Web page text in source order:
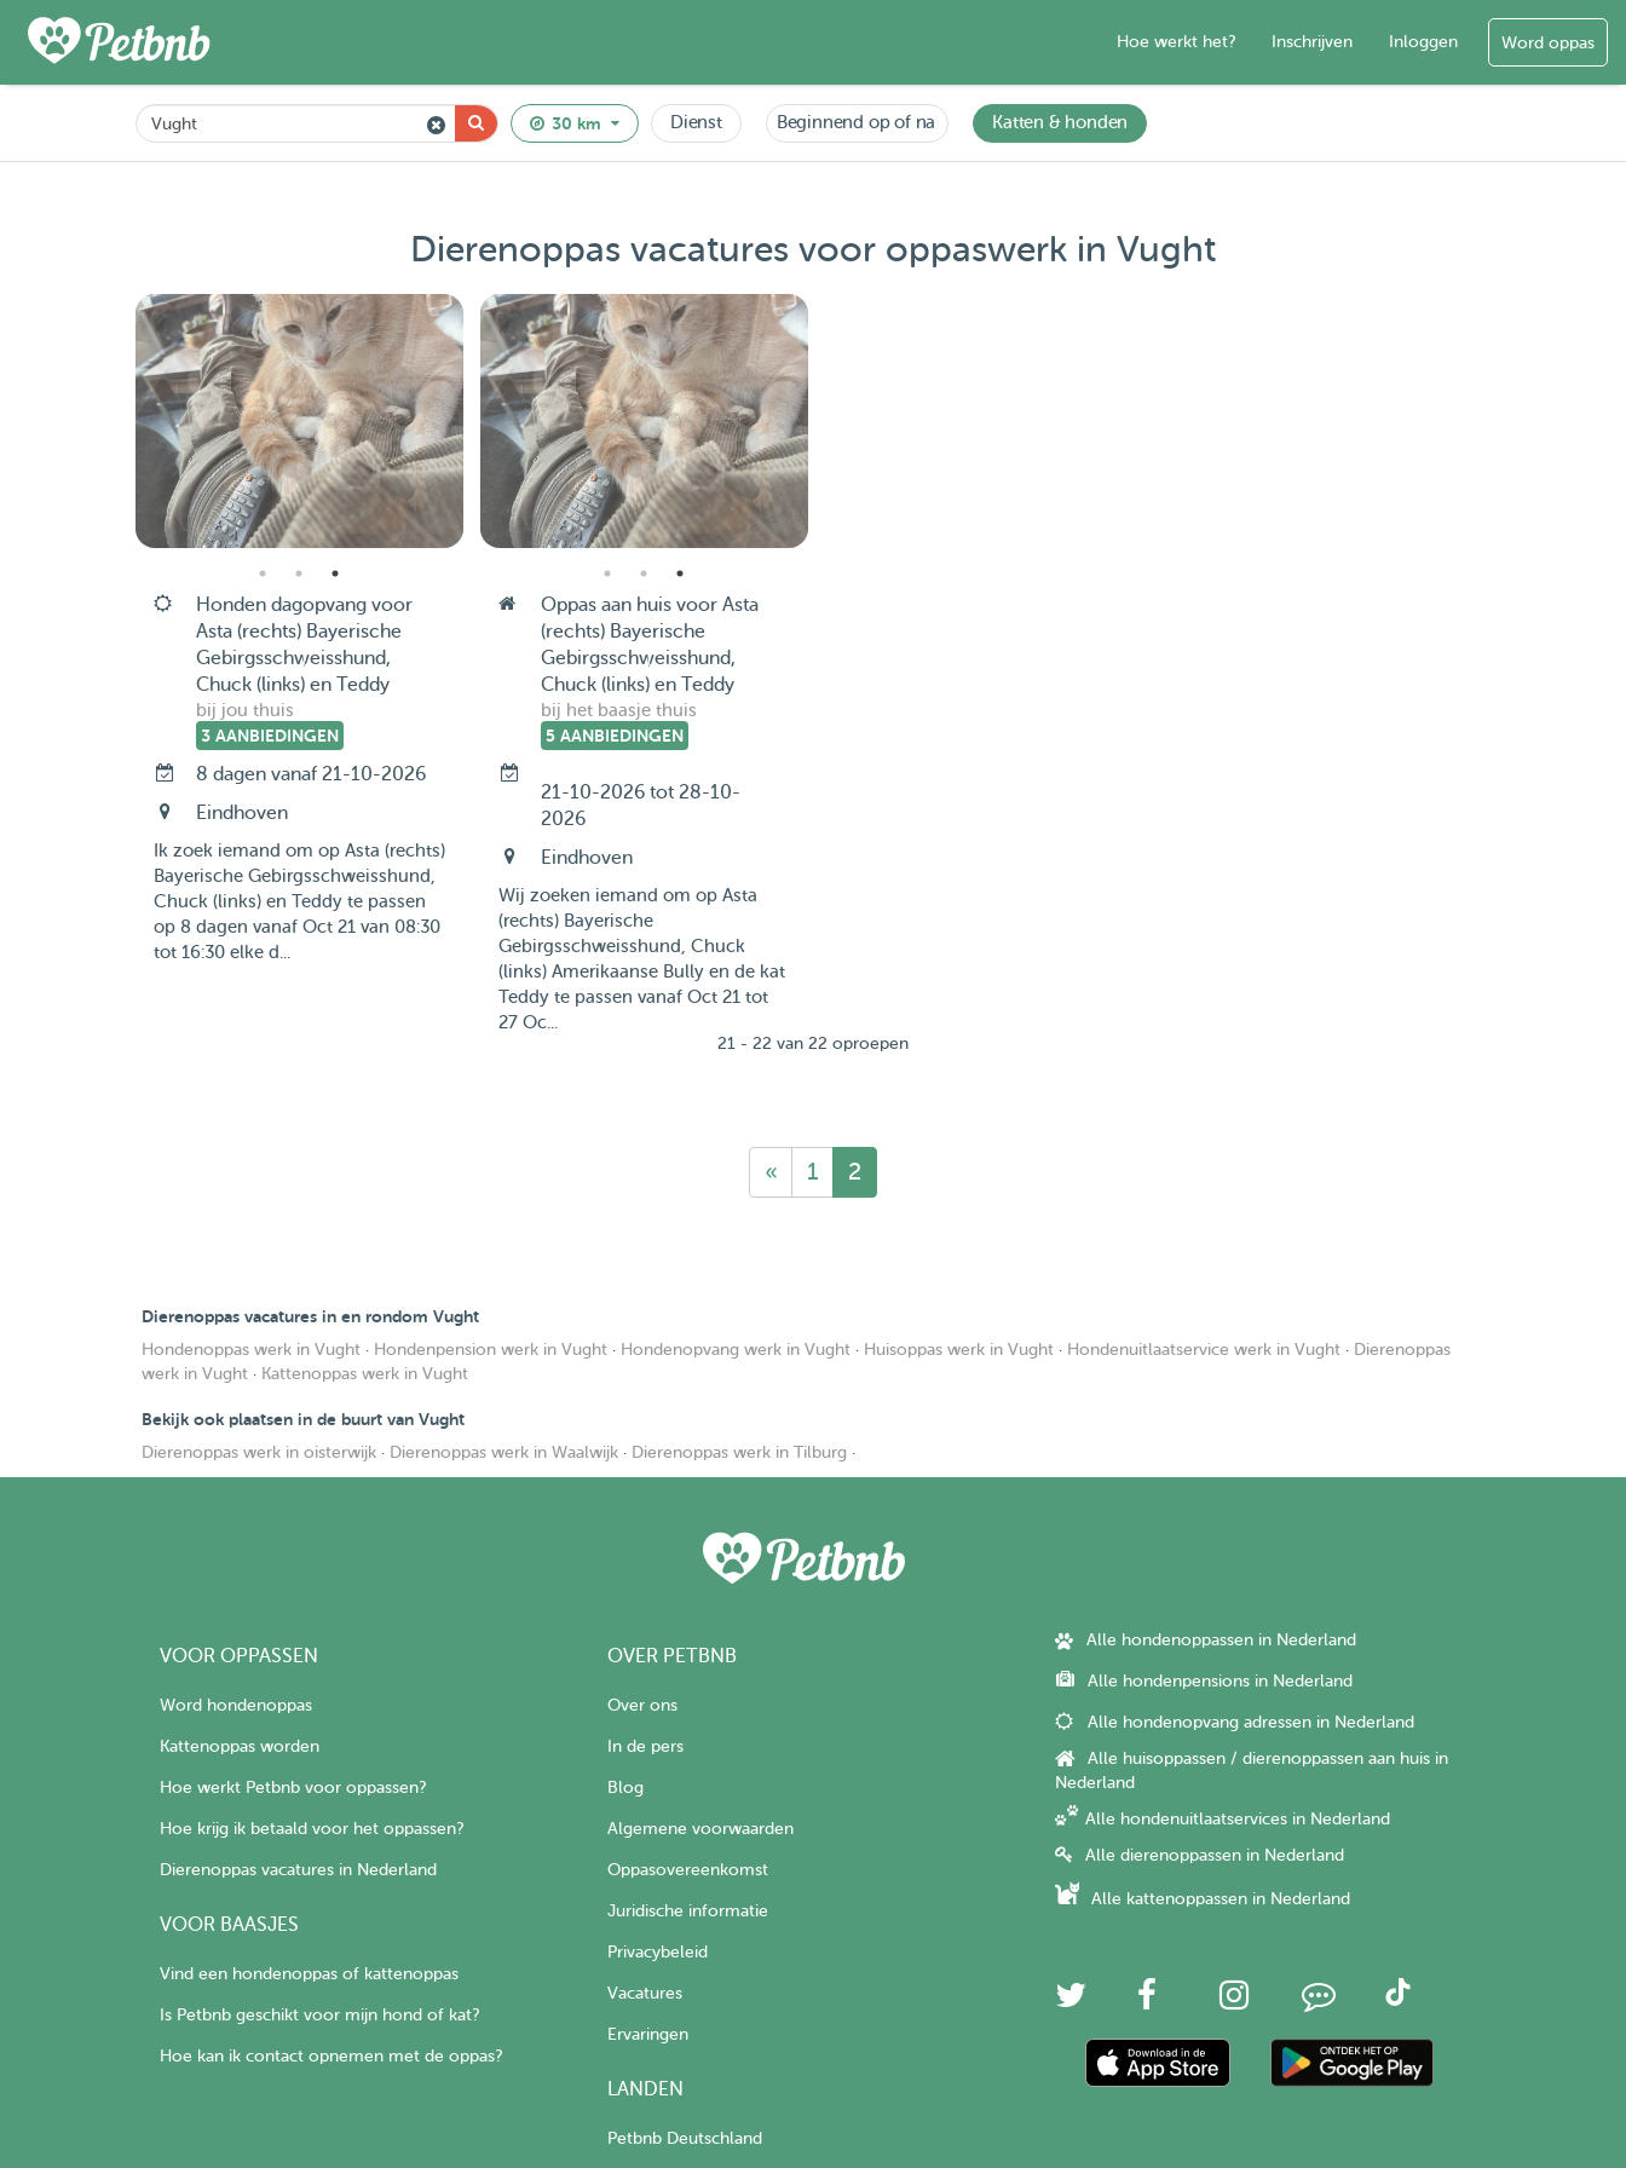
Hoe werkt het? Inschrijven Inloggen Word oppas
30 km Dienst Beginnend op of na Katten & honden
Dierenoppas vacatures voor oppaswerk in Vught
Honden dagopvang voor
Asta (rechts) Bayerische
Gebirgsschweisshund,
Chuck (links) en Teddy
bij jou thuis
3 AANBIEDINGEN
8 dagen vanaf 21-10-2026
Eindhoven
Ik zoek iemand om op Asta (rechts)
Bayerische Gebirgsschweisshund,
Chuck (links) en Teddy te passen
op 8 dagen vanaf Oct 21 van 08:30
tot 16:30 elke d...
Oppas aan huis voor Asta
(rechts) Bayerische
Gebirgsschweisshund,
Chuck (links) en Teddy
bij het baasje thuis
5 AANBIEDINGEN
21-10-2026 tot 28-10-
2026
Eindhoven
Wij zoeken iemand om op Asta
(rechts) Bayerische
Gebirgsschweisshund, Chuck
(links) Amerikaanse Bully en de kat
Teddy te passen vanaf Oct 21 tot
27 Oc...
21 - 22 van 22 oproepen
« 1 2
Dierenoppas vacatures in en rondom Vught
Hondenoppas werk in Vught · Hondenpension werk in Vught · Hondenopvang werk in Vught · Huisoppas werk in Vught · Hondenuitlaatservice werk in Vught · Dierenoppas
werk in Vught · Kattenoppas werk in Vught
Bekijk ook plaatsen in de buurt van Vught
Dierenoppas werk in oisterwijk · Dierenoppas werk in Waalwijk · Dierenoppas werk in Tilburg ·
VOOR OPPASSEN
Word hondenoppas
Kattenoppas worden
Hoe werkt Petbnb voor oppassen?
Hoe krijg ik betaald voor het oppassen?
Dierenoppas vacatures in Nederland
VOOR BAASJES
Vind een hondenoppas of kattenoppas
Is Petbnb geschikt voor mijn hond of kat?
Hoe kan ik contact opnemen met de oppas?
OVER PETBNB
Over ons
In de pers
Blog
Algemene voorwaarden
Oppasovereenkomst
Juridische informatie
Privacybeleid
Vacatures
Ervaringen
LANDEN
Petbnb Deutschland
Alle hondenoppassen in Nederland
Alle hondenpensions in Nederland
Alle hondenopvang adressen in Nederland
Alle huisoppassen / dierenoppassen aan huis in
Nederland
Alle hondenuitlaatservices in Nederland
Alle dierenoppassen in Nederland
Alle kattenoppassen in Nederland